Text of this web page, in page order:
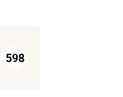
598